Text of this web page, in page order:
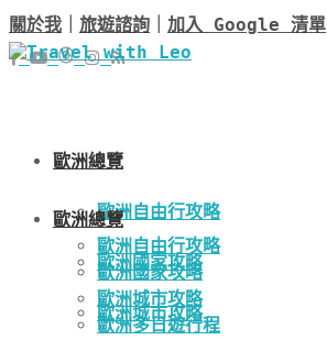
關於我 旅遊諮詢 加入 Google 清單
歐洲總覽
歐洲自由行攻略
歐洲國家攻略
歐洲城市攻略
歐洲總覽
歐洲自由行攻略
歐洲國家攻略
歐洲城市攻略
歐洲多日遊行程